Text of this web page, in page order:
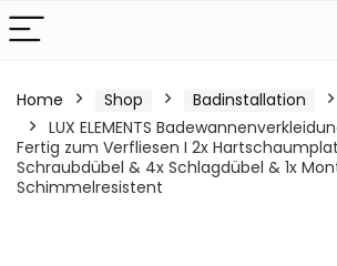
Home Shop Badinstallation
LUX ELEMENTS
Fertig zum Verfliesen I 2x
Schraubdübel & 4x Schlagdübel & 1x
Schimmelresistent